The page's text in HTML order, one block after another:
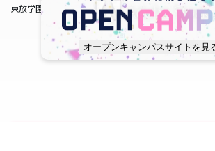
オープンキャンパスサイトを見
東放学園サービス
copyright © TOHO GAKUEN All Rights